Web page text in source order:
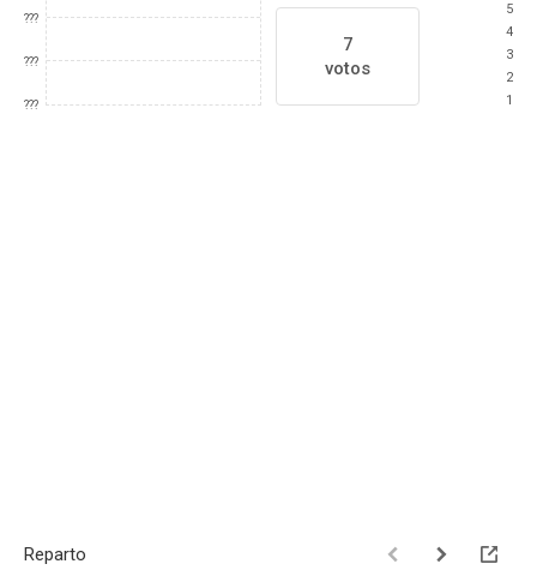
???
???
???
7
votos
5
4
3
2
1
Reparto